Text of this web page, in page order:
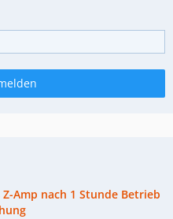
Amp nach 1 Stunde Betrieb